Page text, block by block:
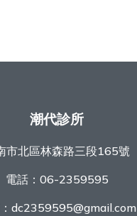
潮代診所
市北區林森路三段165號
電話： 06-2359595
dc2359595@gmail.com